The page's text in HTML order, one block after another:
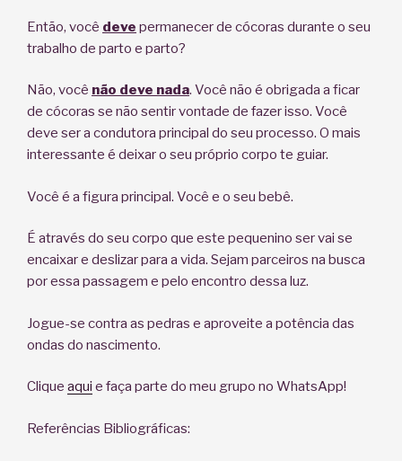
Então, você deve permanecer de cócoras durante o seu
trabalho de parto e parto?
Não, você não deve nada. Você não é obrigada a ficar
de cócoras se não sentir vontade de fazer isso. Você
deve ser a condutora principal do seu processo. O mais
interessante é deixar o seu próprio corpo te guiar.
Você é a figura principal. Você e o seu bebê.
É através do seu corpo que este pequenino ser vai se
encaixar e deslizar para a vida. Sejam parceiros na busca
por essa passagem e pelo encontro dessa luz.
Jogue-se contra as pedras e aproveite a potência das
ondas do nascimento.
Clique aqui e faça parte do meu grupo no WhatsApp!
Referências Bibliográficas: